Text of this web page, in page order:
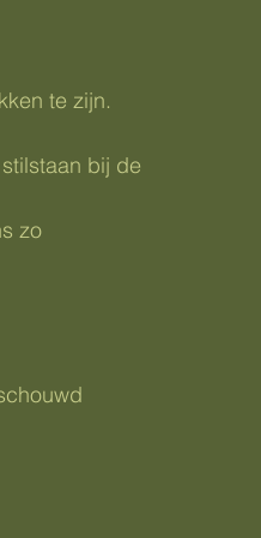
te zijn.
bij de
zo